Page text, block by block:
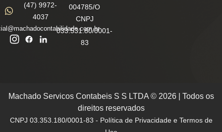
(47) 9972-
4037
004785/O
CNPJ
033.531.80/0001-
83
Machado Servicos Contabeis S S LTDA © 2026 | Todos os
direitos reservados
CNPJ 03.353.180/0001-83 - Política de Privacidade e Termos de